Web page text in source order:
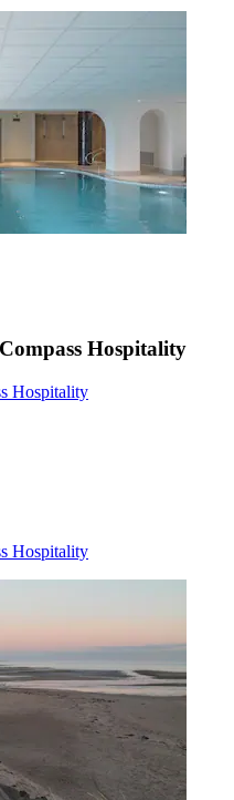
Hospitality
Hospitality
Hospitality